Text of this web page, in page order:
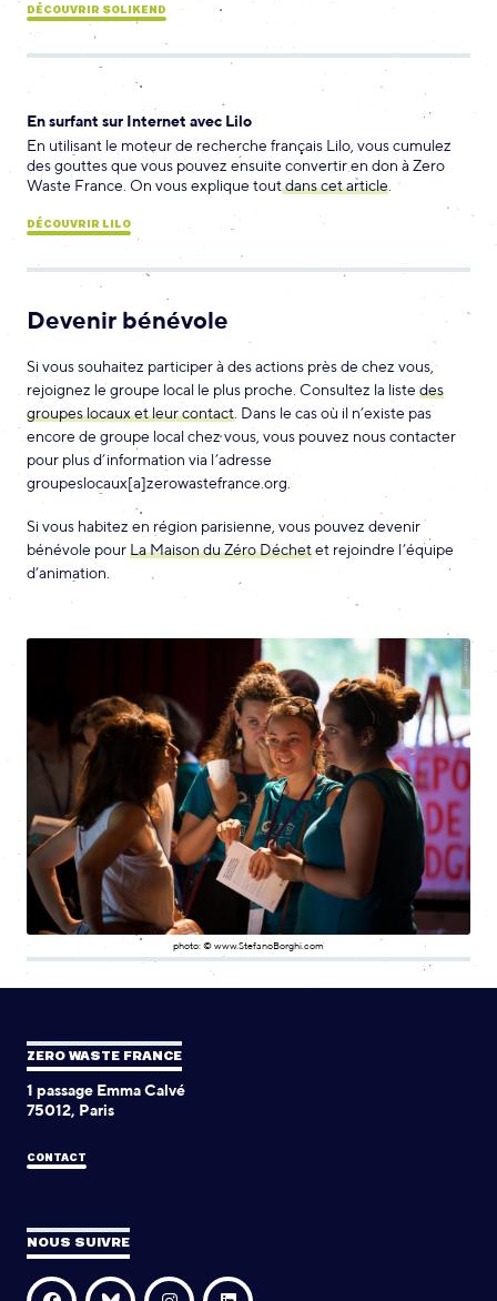
DÉCOUVRIR SOLIKEND
En surfant sur Internet avec Lilo
En utilisant le moteur de recherche français Lilo, vous cumulez
des gouttes que vous pouvez ensuite convertir en don à Zero
Waste France. On vous explique toutdans cet article.
DÉCOUVRIR LILO
Devenir bénévole
Si vous souhaitez participer à des actions près de chez vous,
rejoignez le groupe local le plus proche. Consultez la liste des
groupes locaux et leur contact . Dans le cas où il n’existe pas
encore de groupe local chez vous, vous pouvez nous contacter
pour plus d’information via l’adresse
groupeslocaux[a]zerowastefrance.org.
Si vous habitez en région parisienne, vous pouvez devenir
bénévole pourLa Maison du Zéro Déchetet rejoindre l’équipe
d’animation.
photo: © www.StefanoBorghi.com
ZERO WASTE FRANCE
1 passage Emma Calvé
75012, Paris
CONTACT
NOUS SUIVRE